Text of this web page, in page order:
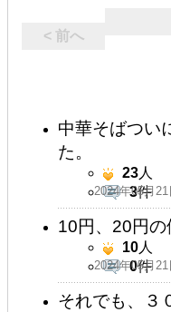
< 前へ
中華そばつい
た。
2024年05月
23人
3件
10円、20円の
2024年05月
10人
0件
それでも、３